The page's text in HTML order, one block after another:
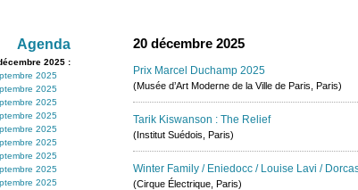
Agenda
2025 :
2025
2025
2025
2025
2025
2025
2025
2025
2025
20 décembre 2025
Prix Marcel Duchamp 2025
(Musée d’Art Moderne de la Ville de Paris, Paris)
Tarik Kiswanson : The Relief
(Institut Suédois, Paris)
Winter Family / Eniedocc / Louise Lavi /
(Cirque Électrique, Paris)